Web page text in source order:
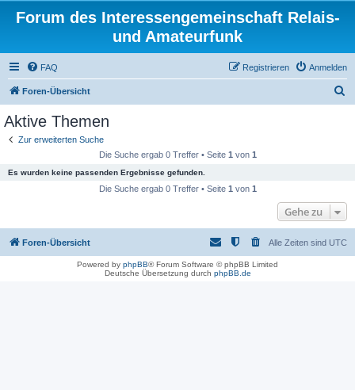
Forum des Interessengemeinschaft Relais-
und Amateurfunk
FAQ Anmelden
Registrieren
Foren-Übersicht
Aktive Themen
Zur erweiterten Suche
Die Suche ergab 0 Treffer • Seite 1 von 1
Es wurden keine passenden Ergebnisse gefunden.
Die Suche ergab 0 Treffer • Seite 1 von 1
Gehe zu
Foren-Übersicht Alle Zeiten sind UTC
Powered by phpBB® Forum Software © phpBB Limited
Deutsche Übersetzung durch phpBB.de